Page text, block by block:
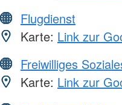
Flugdienst
Karte: Link zur
Freiwilliges
Karte: Link zur